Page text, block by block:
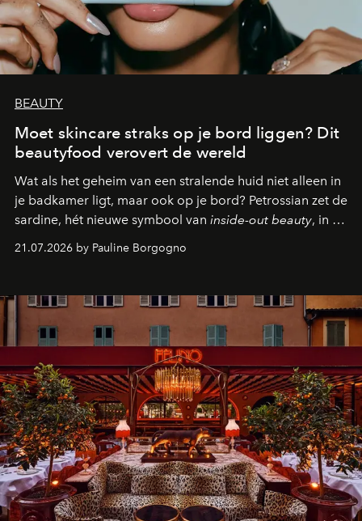
BEAUTY
Moet skincare straks op je bord liggen? Dit
beautyfood verovert de wereld
Wat als het geheim van een stralende huid niet alleen in
je badkamer ligt, maar ook op je bord? Petrossian zet de
sardine, hét nieuwe symbool van inside-out beauty, in de
21.07.2026 by Pauline Borgogno